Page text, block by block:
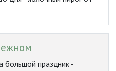
большой праздник -